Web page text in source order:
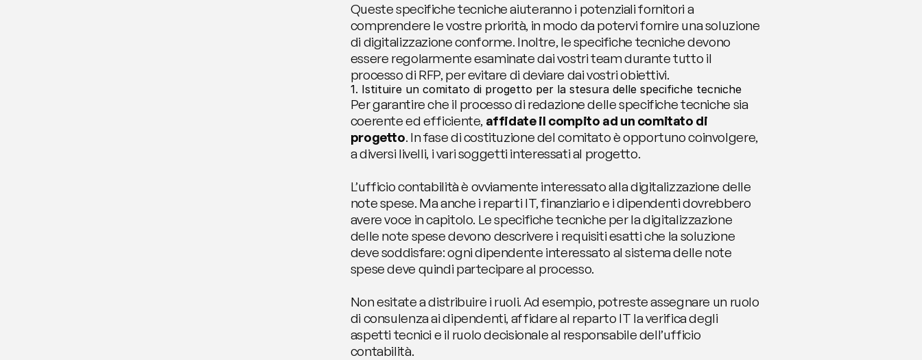
Queste specifiche tecniche aiuteranno i potenziali fornitori a
comprendere le vostre priorità, in modo da potervi fornire una soluzione
di digitalizzazione conforme. Inoltre, le specifiche tecniche devono
essere regolarmente esaminate dai vostri team durante tutto il
processo di RFP, per evitare di deviare dai vostri obiettivi.
1. Istituire un comitato di progetto per la stesura delle specifiche tecniche
Per garantire che il processo di redazione delle specifiche tecniche sia
coerente ed efficiente, affidate il compito ad un comitato di
progetto. In fase di costituzione del comitato è opportuno coinvolgere,
a diversi livelli, i vari soggetti interessati al progetto.
L’ufficio contabilità è ovviamente interessato alla digitalizzazione delle
note spese. Ma anche i reparti IT, finanziario e i dipendenti dovrebbero
avere voce in capitolo. Le specifiche tecniche per la digitalizzazione
delle note spese devono descrivere i requisiti esatti che la soluzione
deve soddisfare: ogni dipendente interessato al sistema delle note
spese deve quindi partecipare al processo.
Non esitate a distribuire i ruoli. Ad esempio, potreste assegnare un ruolo
di consulenza ai dipendenti, affidare al reparto IT la verifica degli
aspetti tecnici e il ruolo decisionale al responsabile dell’ufficio
contabilità.